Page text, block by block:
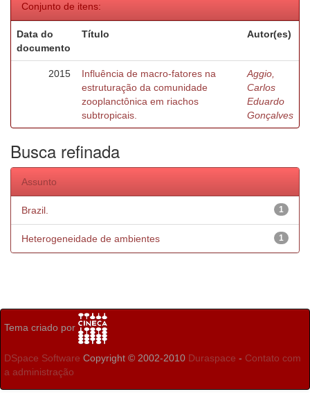
Conjunto de itens:
Data do
documento
Título Autor(es)
2015
Influência de macro-fatores na
estruturação da comunidade
zooplanctônica em riachos
subtropicais.
Aggio,
Carlos
Eduardo
Gonçalves
Busca refinada
Assunto
1
Brazil.
1
Heterogeneidade de ambientes
Tema criado por
DSpace Software Copyright © 2002-2010 Duraspace - Contato com
a administração